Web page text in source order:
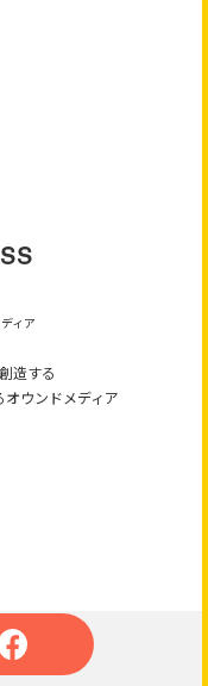
ィア
造する
オウンドメディア